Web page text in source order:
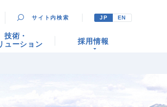
サイト内検索 JP EN
技術・
ューション
採用情報